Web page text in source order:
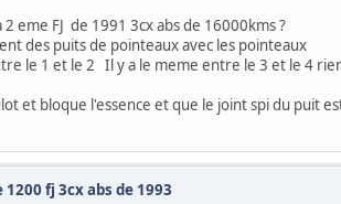
eme FJ de 1991 3cx abs de 16000kms ?
des puits de pointeaux avec les pointeaux
le 1 et le 2 Il y a le meme entre le 3 et le 4
et bloque l'essence et que le joint spi du puit
1200 fj 3cx abs de 1993